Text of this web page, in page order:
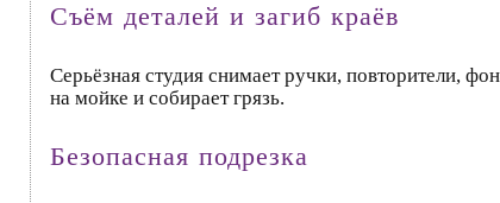
Съём деталей и загиб краёв
Серьёзная студия снимает ручки, повторители,
на мойке и собирает грязь.
Безопасная подрезка